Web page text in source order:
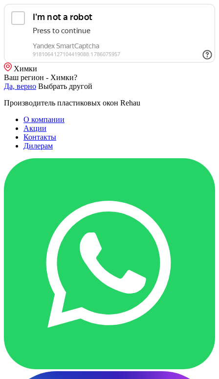
Химки
Ваш регион - Химки?
Да, верно Выбрать другой
Производитель пластиковых окон Rehau
О компании
Акции
Контакты
Дилерам